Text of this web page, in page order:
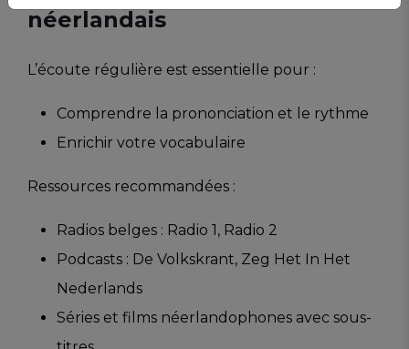
néerlandais
L’écoute régulière est essentielle pour :
Comprendre la prononciation et le rythme
Enrichir votre vocabulaire
Ressources recommandées :
Radios belges : Radio 1, Radio 2
Podcasts : De Volkskrant, Zeg Het In Het
Nederlands
Séries et films néerlandophones avec sous-